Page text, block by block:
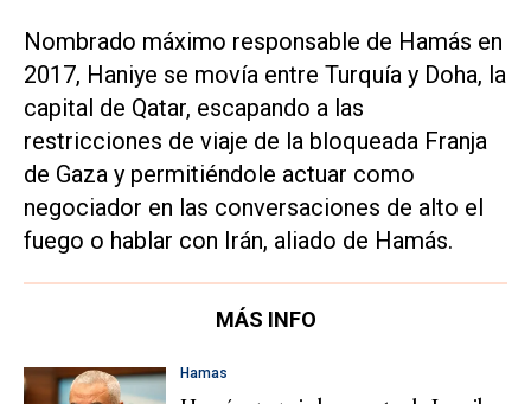
Nombrado máximo responsable de Hamás en
2017, Haniye se movía entre Turquía y Doha, la
capital de Qatar, escapando a las
restricciones de viaje de la bloqueada Franja
de Gaza y permitiéndole actuar como
negociador en las conversaciones de alto el
fuego o hablar con Irán, aliado de Hamás.
MÁS INFO
Hamas